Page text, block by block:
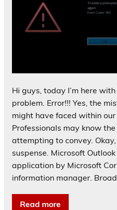
Hi guys, today I’m here
problem. Error!!! Yes, the
might have faced within
Professionals may know
attempting to convey.
suspense. Microsoft
application by Microsoft
information manager.
Read more